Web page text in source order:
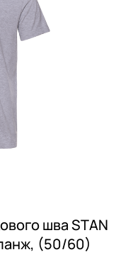
шва STAN
(50/60)